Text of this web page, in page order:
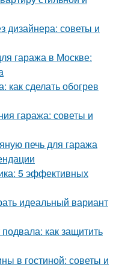
дизайнера: советы и
гаража в Москве:
как сделать обогрев
гаража: советы и
печь для гаража
5 эффективных
идеальный вариант
как защитить
в гостиной: советы и